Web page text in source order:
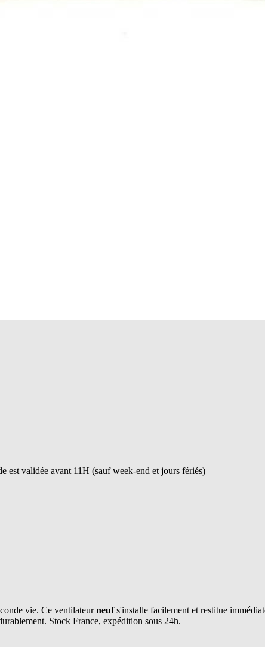
est validée avant 11H (sauf week-end et jours fériés)
vie. Ce ventilateurneufs'installe facilement et restitue
Stock France, expédition sous 24h.